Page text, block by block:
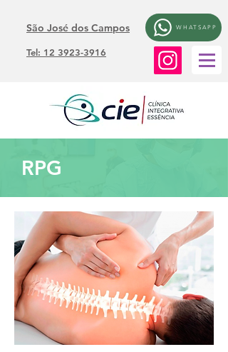
São José dos Campos WHATSAPP
Tel: 12 3923-3916
RPG